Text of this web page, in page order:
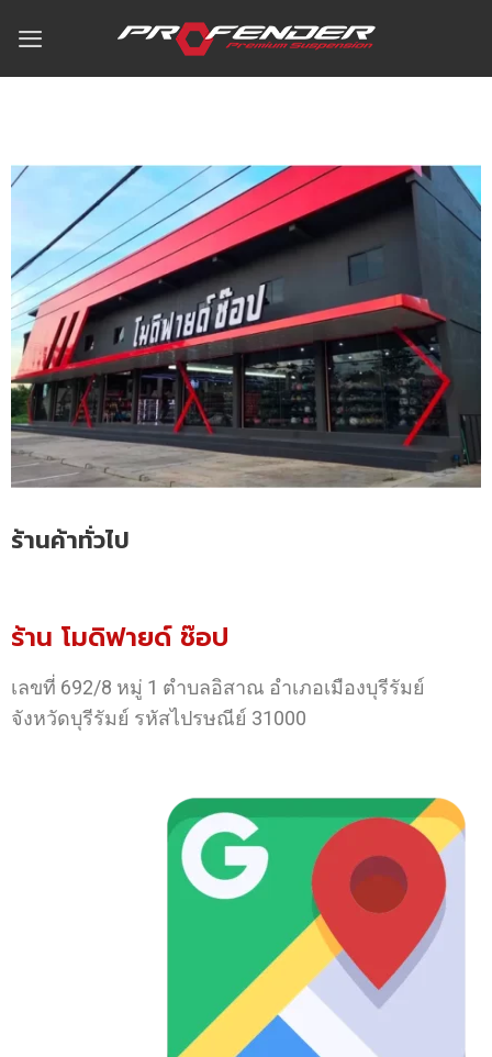
ร้านค้าทั่วไป
ร้าน โมดิฟายด์ ช๊อป
เลขที่ 692/8 หมู่ 1 ตำบลอิสาณ อำเภอเมืองบุรีรัมย์
จังหวัดบุรีรัมย์ รหัสไปรษณีย์ 31000